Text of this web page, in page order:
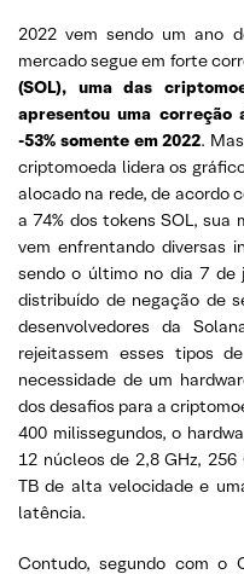
2022 vem sendo um ano
mercado segue em forte
(SOL), uma das
apresentou uma
-53% somente em 2022.
criptomoeda lidera os
alocado na rede, de acordo
a 74% dos tokens SOL, sua
vem enfrentando diversas
sendo o último no dia 7 de
distribuído de negação de
desenvolvedores da
rejeitassem esses tipos
necessidade de um
dos desafios para a
400 milissegundos, o
12 núcleos de 2,8 GHz,
TB de alta velocidade e
latência.
Contudo, segundo com o